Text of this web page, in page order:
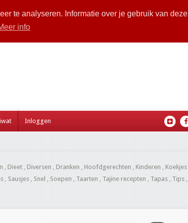
te analyseren. Informatie over je gebruik van deze
info
Inloggen
, Dieet , Diversen , Dranken , Hoofdgerechten , Kinderen , Koekjes
, Sausjes , Snel , Soepen , Taarten , Tajine recepten , Tapas , Tips ,